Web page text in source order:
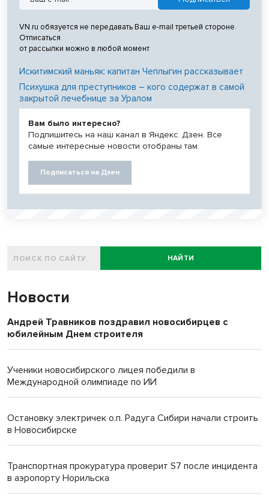
VN.ru обязуется не передавать Ваш e-mail третьей стороне.
Отписаться
от рассылки можно в любой момент
Искитимский маньяк: капитан Чеплыгин рассказывает
Психушка для преступников – кого содержат в самой
закрытой лечебнице за Уралом
Вам было интересно?
Подпишитесь на наш канал в Яндекс. Дзен. Все
самые интересные новости отобраны там.
Подписаться на Дзен
НАЙТИ
Новости
Андрей Травников поздравил новосибирцев с
юбилейным Днем строителя
Ученики новосибирского лицея победили в
Международной олимпиаде по ИИ
Остановку электричек о.п. Радуга Сибири начали строить
в Новосибирске
Транспортная прокуратура проверит S7 после инцидента
в аэропорту Норильска